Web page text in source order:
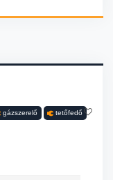
gázszerelő tetőfedő